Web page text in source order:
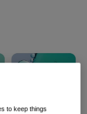
to keep things